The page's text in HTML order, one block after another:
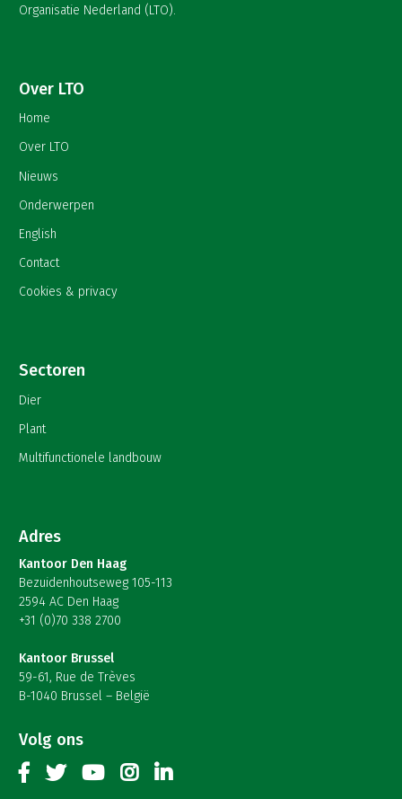
Organisatie Nederland (LTO).
Over LTO
Home
Over LTO
Nieuws
Onderwerpen
English
Contact
Cookies & privacy
Sectoren
Dier
Plant
Multifunctionele landbouw
Adres
Kantoor Den Haag
Bezuidenhoutseweg 105-113
2594 AC Den Haag
+31 (0)70 338 2700
Kantoor Brussel
59-61, Rue de Trèves
B-1040 Brussel – België
Volg ons